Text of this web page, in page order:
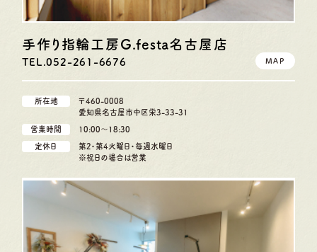
手作り指輪工房G.festa名古屋店
TEL.052-261-6676 MAP
所在地
〒460-0008
愛知県名古屋市中区栄3-33-31
営業時間 10:00〜18:30
定休日
第2・第4火曜日・毎週水曜日
※祝日の場合は営業